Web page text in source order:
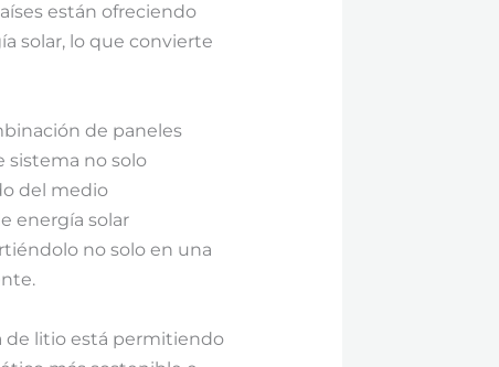
están ofreciendo
solar, lo que convierte
de paneles
sistema no solo
del medio
energía solar
no solo en una
de litio está permitiendo